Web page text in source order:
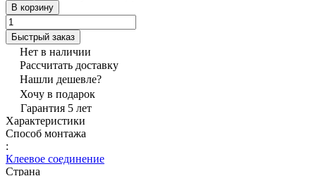
В корзину
Быстрый заказ
Нет в наличии
Рассчитать доставку
Нашли дешевле?
Хочу в подарок
Гарантия 5 лет
Характеристики
Способ монтажа
:
Клеевое соединение
Страна